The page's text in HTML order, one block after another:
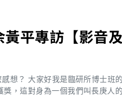
平專訪【影音及
當然很榮幸，
，這對身為一個我們叫長庚人